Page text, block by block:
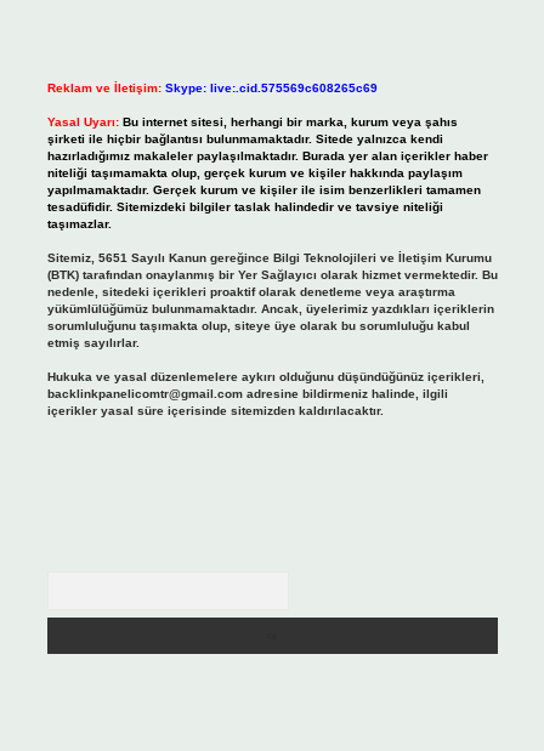
Reklam ve İletişim: Skype: live:.cid.575569c608265c69
Yasal Uyarı: Bu internet sitesi, herhangi bir marka, kurum veya şahıs
şirketi ile hiçbir bağlantısı bulunmamaktadır. Sitede yalnızca kendi
hazırladığımız makaleler paylaşılmaktadır. Burada yer alan içerikler haber
niteliği taşımamakta olup, gerçek kurum ve kişiler hakkında paylaşım
yapılmamaktadır. Gerçek kurum ve kişiler ile isim benzerlikleri tamamen
tesadüfidir. Sitemizdeki bilgiler taslak halindedir ve tavsiye niteliği
taşımazlar.
Sitemiz, 5651 Sayılı Kanun gereğince Bilgi Teknolojileri ve İletişim Kurumu
(BTK) tarafından onaylanmış bir Yer Sağlayıcı olarak hizmet vermektedir. Bu
nedenle, sitedeki içerikleri proaktif olarak denetleme veya araştırma
yükümlülüğümüz bulunmamaktadır. Ancak, üyelerimiz yazdıkları içeriklerin
sorumluluğunu taşımakta olup, siteye üye olarak bu sorumluluğu kabul
etmiş sayılırlar.
Hukuka ve yasal düzenlemelere aykırı olduğunu düşündüğünüz içerikleri,
backlinkpanelicomtr@gmail.comadresine bildirmeniz halinde, ilgili
içerikler yasal süre içerisinde sitemizden kaldırılacaktır.